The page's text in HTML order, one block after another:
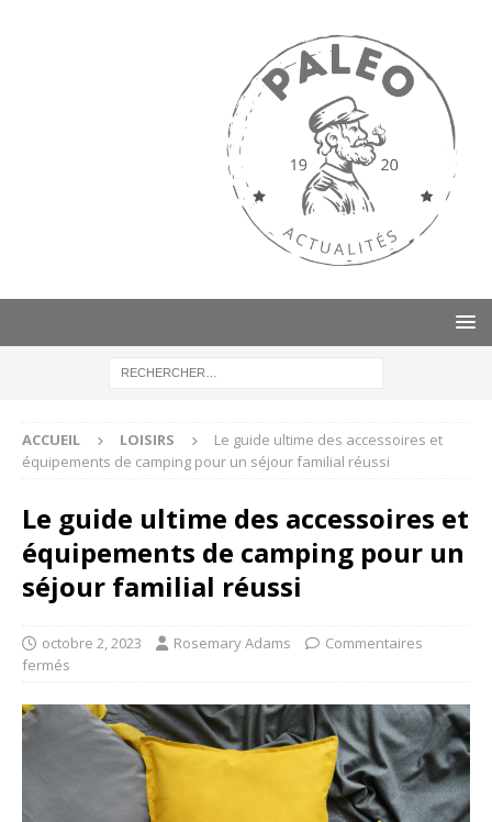
ACCUEIL LOISIRS
Le guide ultime des accessoires et
équipements de camping pour un séjour familial réussi
Le guide ultime des accessoires et
équipements de camping pour un
séjour familial réussi
octobre 2, 2023 Rosemary Adams
Commentaires
fermés